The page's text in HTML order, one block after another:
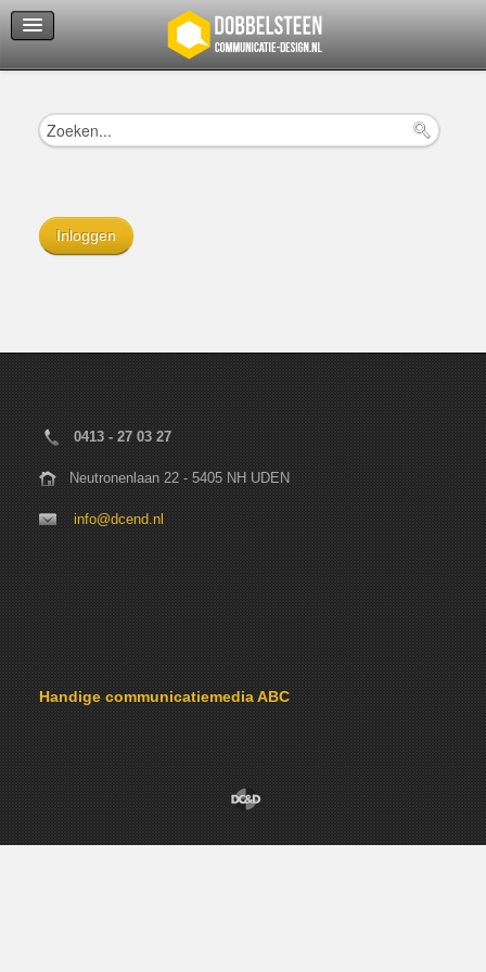
Inloggen
0413 - 27 03 27
Neutronenlaan 22 - 5405 NH UDEN
info@dcend.nl
Handige communicatiemedia ABC